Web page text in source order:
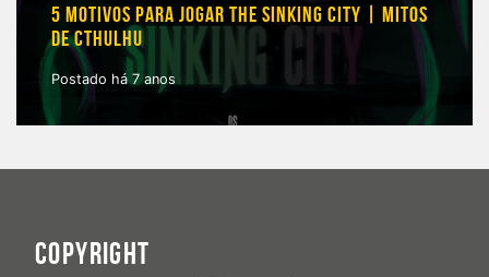
5 MOTIVOS PARA JOGAR THE SINKING CITY | MITOS
DE CTHULHU
Postado há 7 anos
COPYRIGHT